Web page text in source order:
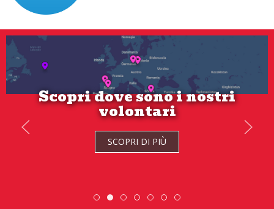
Scopri dove sono i nostri
volontari
SCOPRI DI PIÙ
Se hai tra 18 e 21 anni candidati
ora!
SCOPRI DI PIÙ
Scopri dove sono i nostri volontari
DiscoverEu Inclusion
Scambio Giovanile » 19 - 28
ESC » Volontariato